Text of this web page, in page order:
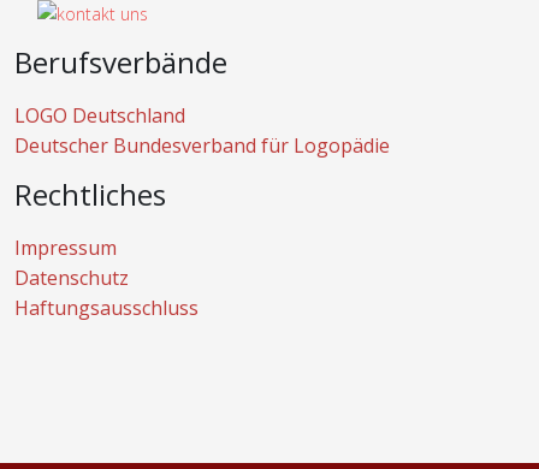
Berufsverbände
LOGO Deutschland
Deutscher Bundesverband für Logopädie
Rechtliches
Impressum
Datenschutz
Haftungsausschluss